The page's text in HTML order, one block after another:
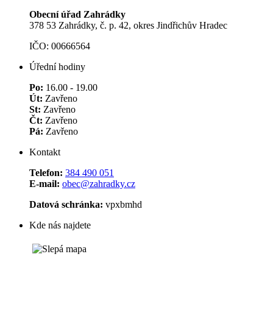
Obecní úřad Zahrádky
378 53 Zahrádky, č. p. 42, okres Jindřichův Hradec
IČO: 00666564
Úřední hodiny
Po: 16.00 - 19.00
Út: Zavřeno
St: Zavřeno
Čt: Zavřeno
Pá: Zavřeno
Kontakt
Telefon: 384 490 051
E-mail: obec@zahradky.cz
Datová schránka: vpxbmhd
Kde nás najdete